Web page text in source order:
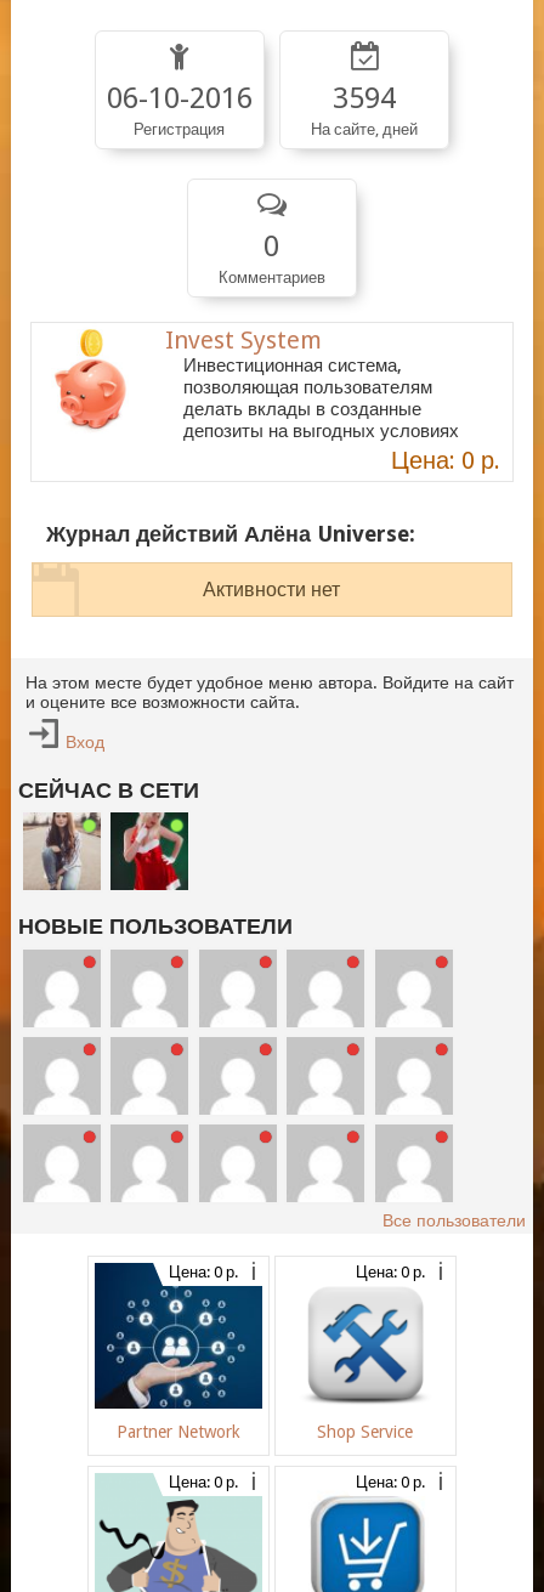
06-10-2016
Регистрация
3594
На сайте, дней
0
Комментариев
Invest System
Инвестиционная система,
позволяющая пользователям
делать вклады в созданные
депозиты на выгодных условиях
Цена: 0 р.
Журнал действий Алёна Universe:
Активности нет
На этом месте будет удобное меню автора. Войдите на сайт
и оцените все возможности сайта.
Вход
СЕЙЧАС В СЕТИ
НОВЫЕ ПОЛЬЗОВАТЕЛИ
Все пользователи
Цена: 0 р.
Partner Network
Цена: 0 р.
Shop Service
Цена: 0 р. Цена: 0 р.